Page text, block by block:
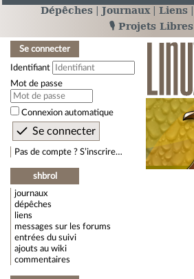
Dépêches Journaux Liens
🎙️ Projets Libres
Se connecter
Identifiant
Mot de passe
Connexion automatique
Pas de compte ? S’inscrire…
shbrol
journaux
dépêches
liens
messages sur les forums
entrées du suivi
ajouts au wiki
commentaires